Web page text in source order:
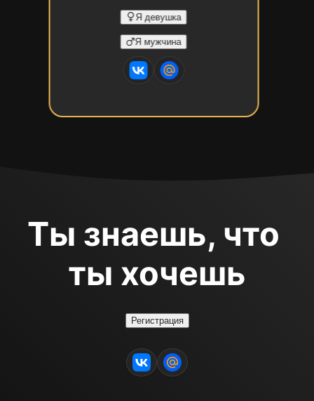
Я девушка
Я мужчина
Ты знаешь, что
ты хочешь
Регистрация